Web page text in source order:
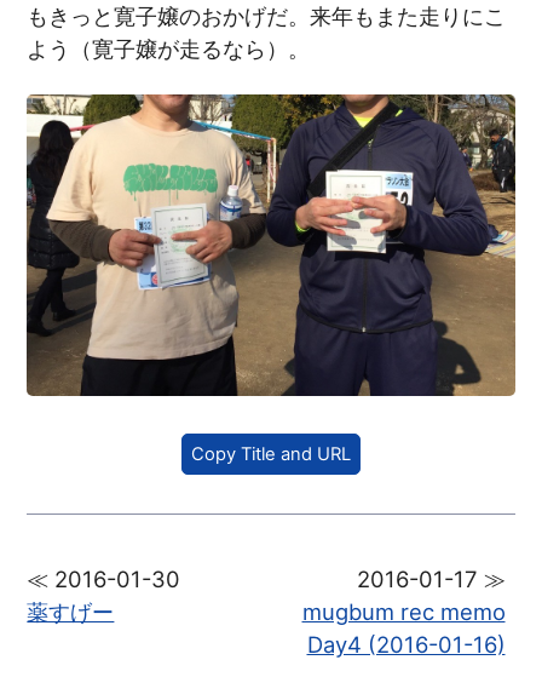
もきっと寛子嬢のおかげだ。来年もまた走りにこ
よう（寛子嬢が走るなら）。
Copy Title and URL
≪ 2016-01-30
薬すげー
2016-01-17 ≫
mugbum rec memo
Day4 (2016-01-16)